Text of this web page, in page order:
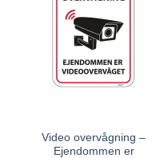
Video overvågning –
Ejendommen er